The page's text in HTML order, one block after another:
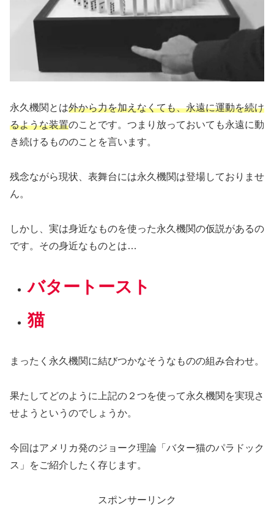
永久機関とは外から力を加えなくても、永遠に運動を続け
るような装置のことです。つまり放っておいても永遠に動
き続けるもののことを言います。
残念ながら現状、表舞台には永久機関は登場しておりませ
ん。
しかし、実は身近なものを使った永久機関の仮説があるの
です。その身近なものとは…
バタートースト
猫
まったく永久機関に結びつかなそうなものの組み合わせ。
果たしてどのように上記の２つを使って永久機関を実現さ
せようというのでしょうか。
今回はアメリカ発のジョーク理論「バター猫のパラドック
ス」をご紹介したく存じます。
スポンサーリンク